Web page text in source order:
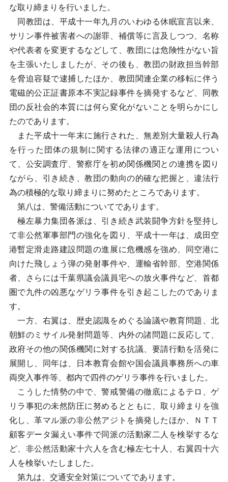
な取り締まりを行いました。
同教団は、平成十一年九月のいわゆる休眠宣言以来、
サリン事件被害者への謝罪、補償等に言及しつつ、名称
や代表者を変更するなどして、教団には危険性がない旨
を主張いたしましたが、その後も、教団の財政担当幹部
を脅迫容疑で逮捕したほか、教団関連企業の移転に伴う
電磁的公正証書原本不実記録事件を摘発するなど、同教
団の反社会的本質には何ら変化がないことを明らかにし
たのであります。
また平成十一年末に施行された、無差別大量殺人行為
を行った団体の規制に関する法律の適正な運用につい
て、公安調査庁、警察庁を初め関係機関との連携を図り
ながら、引き続き、教団の動向の的確な把握と、違法行
為の積極的な取り締まりに努めたところであります。
第八は、警備活動についてであります。
極左暴力集団各派は、引き続き武装闘争方針を堅持し
て非公然軍事部門の強化を図り、平成十一年は、成田空
港暫定滑走路建設問題の進展に危機感を強め、同空港に
向けた飛しょう弾の発射事件や、運輸省幹部、空港関係
者、さらには千葉県議会議員宅への放火事件など、首都
圏で九件の凶悪なゲリラ事件を引き起こしたのでありま
す。
一方、右翼は、歴史認識をめぐる論議や教育問題、北
朝鮮のミサイル発射問題等、内外の諸問題に反応して、
政府その他の関係機関に対する抗議、要請行動を活発に
展開し、同年は、日本教育会館や国会議員事務所への車
両突入事件等、都内で四件のゲリラ事件を行いました。
こうした情勢の中で、警戒警備の徹底によるテロ、ゲ
リラ事犯の未然防圧に努めるとともに、取り締まりを強
化し、革マル派の非公然アジトを摘発したほか、ＮＴＴ
顧客データ漏えい事件で同派の活動家二人を検挙するな
ど、非公然活動家十六人を含む極左七十人、右翼四十六
人を検挙いたしました。
第九は、交通安全対策についてであります。